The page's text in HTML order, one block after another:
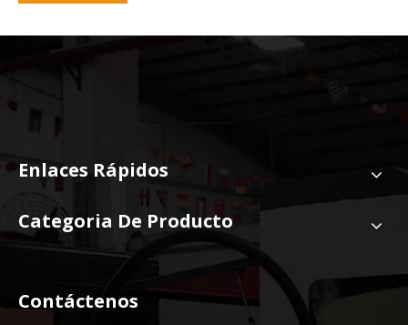
Enlaces Rápidos
Categoria De Producto
Contáctenos